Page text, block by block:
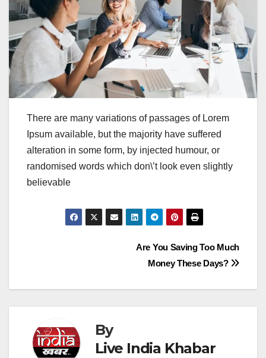
There are many variations of passages of Lorem
Ipsum available, but the majority have suffered
alteration in some form, by injected humour, or
randomised words which don\’t look even slightly
believable
Are You Saving Too Much
Money These Days?
By
Live India Khabar